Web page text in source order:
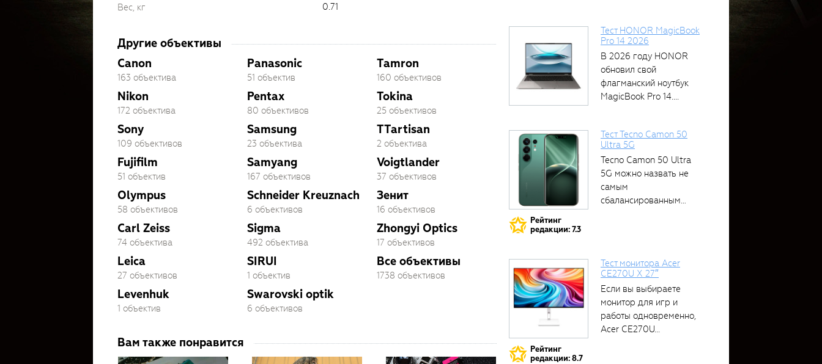
Вес, кг
0.71
Другие объективы
Canon
163 объектива
Nikon
172 объектива
Sony
109 объективов
Fujifilm
51 объектив
Olympus
58 объективов
Carl Zeiss
74 объектива
Leica
27 объективов
Levenhuk
1 объектив
Panasonic
51 объектив
Pentax
80 объективов
Samsung
23 объектива
Samyang
167 объективов
Schneider Kreuznach
6 объективов
Sigma
492 объектива
SIRUI
1 объектив
Swarovski optik
6 объективов
Tamron
160 объективов
Tokina
25 объективов
TTartisan
2 объектива
Voigtlander
37 объективов
Зенит
16 объективов
Zhongyi Optics
17 объективов
Все объективы
1738 объективов
Вам также понравится
Тест HONOR MagicBook
Pro 14 2026
В 2026 году HONOR
обновил свой
флагманский ноутбук
MagicBook Pro 14....
Рейтинг
редакции: 7.3
Тест Tecno Camon 50
Ultra 5G
Tecno Camon 50 Ultra
5G можно назвать не
самым
сбалансированным
Рейтинг
редакции: 8.7
Тест монитора Acer
CE270U X 27″
Если вы выбираете
монитор для игр и
работы одновременно,
Acer CE270U...